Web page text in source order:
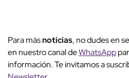
Para másnoticias, no dudes en
en nuestro canal deWhatsApp
información. Te invitamos a